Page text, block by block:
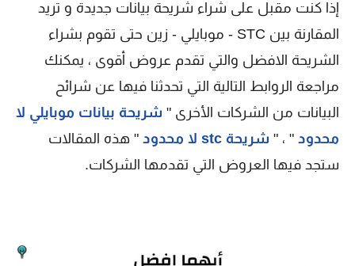
إذا كنت مقبل على شراء شريحة بيانات جديدة و تريد
المقارنة بين STC - موبايلي - زين حتى تقوم بشراء
الشريحة الافضل والتي تقدم عروض أقوى ، يمكنك
مراجعة الروابط التالية التي تحدثنا فيها عن شرائح
البيانات من الشركات الأخرى " شريحة بيانات موبايلي لا
محدود " ، " شريحة stc لا محدود
" هذه المقالات
ستجد فيها العروض التي تقدمها الشركات.